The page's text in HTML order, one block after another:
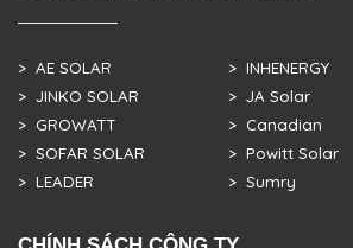
> AE SOLAR
> JINKO SOLAR
> GROWATT
> SOFAR SOLAR
> LEADER
> INHENERGY
> JA Solar
> Canadian
> Powitt Solar
> Sumry